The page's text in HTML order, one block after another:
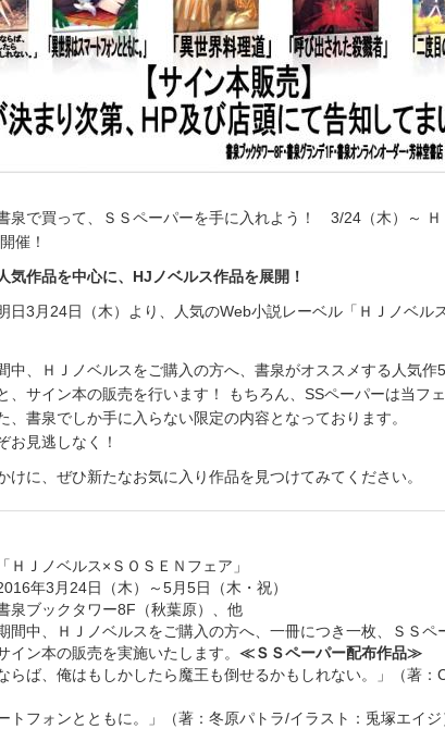
泉で買って、ＳＳペーパーを手に入れよう！ 3/24（木）～ Ｈ
催！
気作品を中心に、HJノベルス作品を展開！
日3月24日（木）より、人気のWeb小説レーベル「ＨＪノベル
中、ＨＪノベルスをご購入の方へ、書泉がオススメする人気作
、サイン本の販売を行います！ もちろん、SSペーパーは当フ
、書泉でしか手に入らない限定の内容となっております。
お見逃しなく！
けに、ぜひ新たなお気に入り作品を見つけてみてください。
ＨＪノベルス×ＳＯＳＥＮフェア」
年3月24日（木）～5月5日（木・祝）
泉ブックタワー8F（秋葉原）、他
間中、ＨＪノベルスをご購入の方へ、一冊につき一枚、ＳＳペ
イン本の販売を実施いたします。≪ＳＳペーパー配布作品≫
らば、俺はもしかしたら魔王も倒せるかもしれない。」（著：
トフォンとともに。」（著：冬原パトラ/イラスト：兎塚エイジ